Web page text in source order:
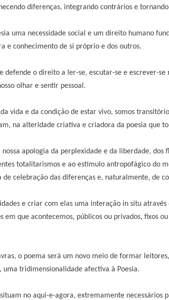
diferenças, integrando contrários e
uma necessidade social e um direito humano
e conhecimento de si próprio e dos outros.
defende o direito a ler-se, escutar-se e escrever-
olhar e sentir pessoal.
vida e da condição de estar vivo, somos
na alteridade criativa e criadora da poesia que
apologia da perplexidade e da liberdade, dos
totalitarismos e ao estímulo antropofágico do
celebração das diferenças e, naturalmente, de
e criar com elas uma interação in situ
em que acontecemos, públicos ou privados, fixos
o poema será um novo meio de formar
tridimensionalidade afectiva à Poesia.
no aqui-e-agora, extremamente necessários